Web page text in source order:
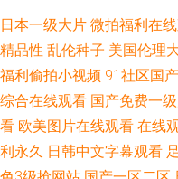
李宗瑞乱淫 91色图 五月天性
人在线69 草莓视频18 久久大伊
私拍 午夜欧美性爱 听听深爱激
日本一级大片 微拍福利在
精品性 乱伦种子 美国伦理
福利偷拍小视频 91社区国产
综合在线观看 国产免费一
看 欧美图片在线观看 在线
利永久 日韩中文字幕观看